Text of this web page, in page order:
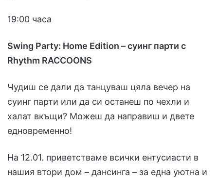
19:00 часа
Swing Party: Home Edition – суинг парти с
Rhythm RACCOONS
Чудиш се дали да танцуваш цяла вечер на
суинг парти или да си останеш по чехли и
халат вкъщи? Можеш да направиш и двете
едновременно!
На 12.01. приветстваме всички ентусиасти в
нашия втори дом – дансинга – за една уютна и